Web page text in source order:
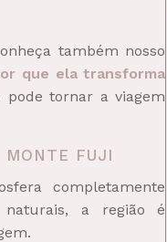
também nosso
que ela transforma
tornar a viagem
MONTE FUJI
completamente
a região é